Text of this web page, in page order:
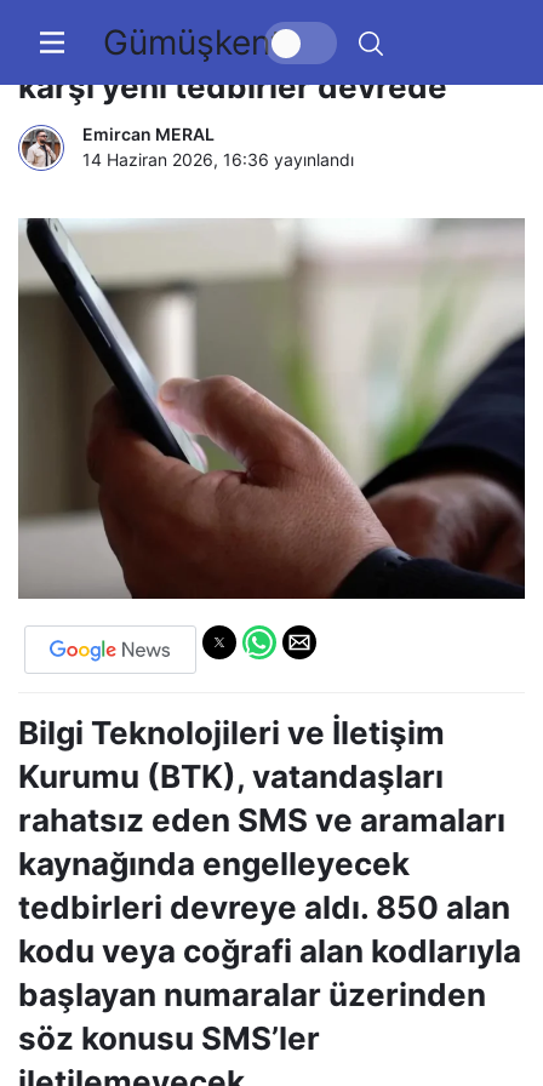
Gümüşkent
Rahatsız edici SMS ve aramalara
karşı yeni tedbirler devrede
Emircan MERAL
14 Haziran 2026, 16:36 yayınlandı
Bilgi Teknolojileri ve İletişim
Kurumu (BTK), vatandaşları
rahatsız eden SMS ve aramaları
kaynağında engelleyecek
tedbirleri devreye aldı. 850 alan
kodu veya coğrafi alan kodlarıyla
başlayan numaralar üzerinden
söz konusu SMS’ler